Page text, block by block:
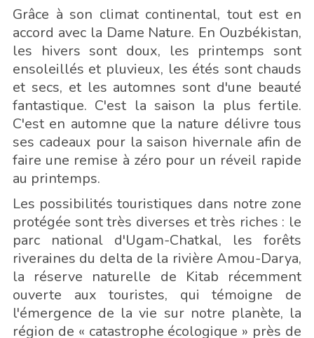
Grâce à son climat continental, tout est en
accord avec la Dame Nature. En Ouzbékistan,
les hivers sont doux, les printemps sont
ensoleillés et pluvieux, les étés sont chauds
et secs, et les automnes sont d'une beauté
fantastique. C'est la saison la plus fertile.
C'est en automne que la nature délivre tous
ses cadeaux pour la saison hivernale afin de
faire une remise à zéro pour un réveil rapide
au printemps.
Les possibilités touristiques dans notre zone
protégée sont très diverses et très riches : le
parc national d'Ugam-Chatkal, les forêts
riveraines du delta de la rivière Amou-Darya,
la réserve naturelle de Kitab récemment
ouverte aux touristes, qui témoigne de
l'émergence de la vie sur notre planète, la
région de « catastrophe écologique » près de